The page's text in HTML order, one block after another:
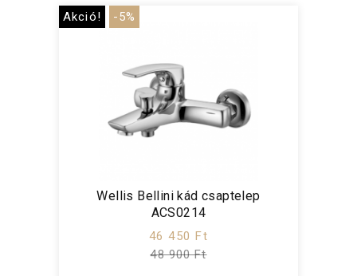
Akció! -5%
Wellis Bellini kád csaptelep
ACS0214
46 450 Ft
48 900 Ft